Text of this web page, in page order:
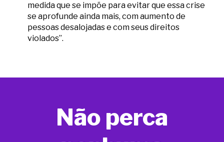
medida que se impõe para evitar que essa crise
se aprofunde ainda mais, com aumento de
pessoas desalojadas e com seus direitos
violados”.
Não perca